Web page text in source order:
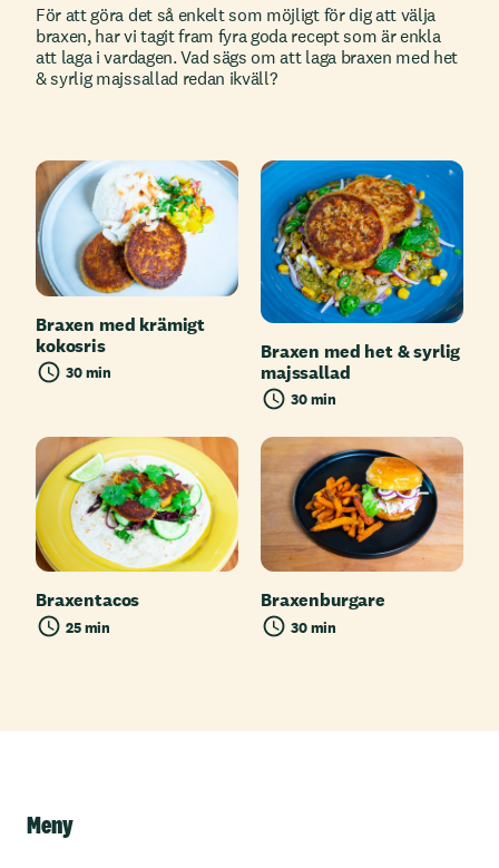
För att göra det så enkelt som möjligt för dig att välja
braxen, har vi tagit fram fyra goda recept som är enkla
att laga i vardagen. Vad sägs om att laga braxen med het
& syrlig majssallad redan ikväll?
Braxen med krämigt
kokosris
30 min
Braxen med het & syrlig
majssallad
30 min
Braxentacos
25 min
Braxenburgare
30 min
Meny